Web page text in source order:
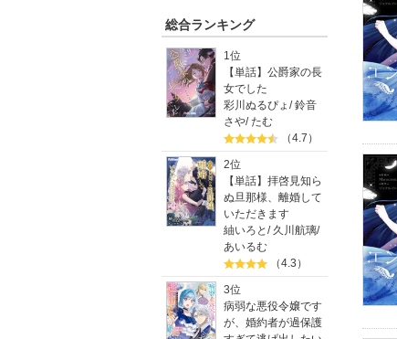
総合ランキング
1位
【単話】公爵家の長
女でした
彩川ぬるぴょ /鈴音
さや/たむ
（4.7）
2位
【単話】拝啓見知ら
ぬ旦那様、離婚して
いただきます
紬いろと / 久川航璃/
あいるむ
（4.3）
3位
病弱な悪役令嬢です
が、婚約者が過保護